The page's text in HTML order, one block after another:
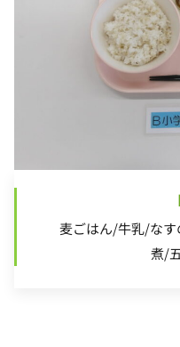
麦ごはん/牛乳/な
煮/